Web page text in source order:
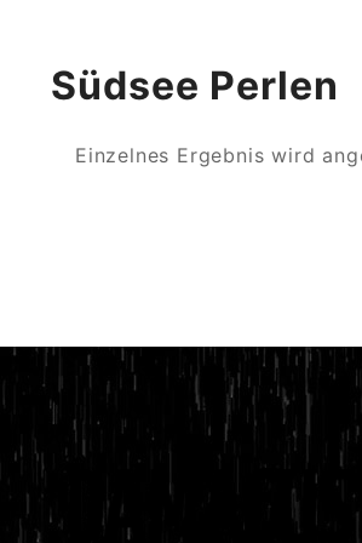
Südsee Perlen
Einzelnes Ergebnis wird